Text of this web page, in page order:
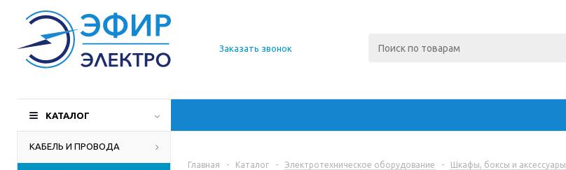
О компании
Доставка
Производители
Заказать звонок
КАТАЛОГ
КАБЕЛЬ И ПРОВОДА
Главная - Каталог - Электротехническое оборудование - Шкафы, боксы и аксессуары